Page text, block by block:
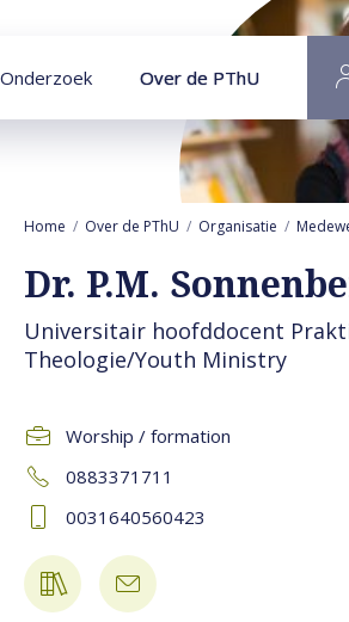
Onderzoek Over de PThU
Home Over de PThU Organisatie
Dr. P.M.
Universitair hoofddocent
Theologie/Youth Ministry
Worship / formation
0883371711
0031640560423